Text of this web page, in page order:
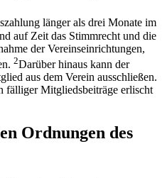
länger als drei Monate im
auf Zeit das Stimmrecht und die
der Vereinseinrichtungen,
2Darüber hinaus kann der
aus dem Verein ausschließen.
fälliger Mitgliedsbeiträge erlischt
Ordnungen des